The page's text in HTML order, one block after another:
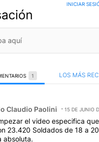
INICIAR
1 LOS MÁS
Claudio Paolini 15 DE JUNIO
el video especifica
23.420 Soldados de 18 a
absoluta.